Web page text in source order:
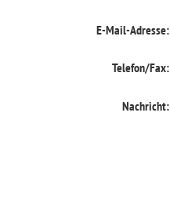
E-Mail-Adresse:
Telefon/Fax:
Nachricht: